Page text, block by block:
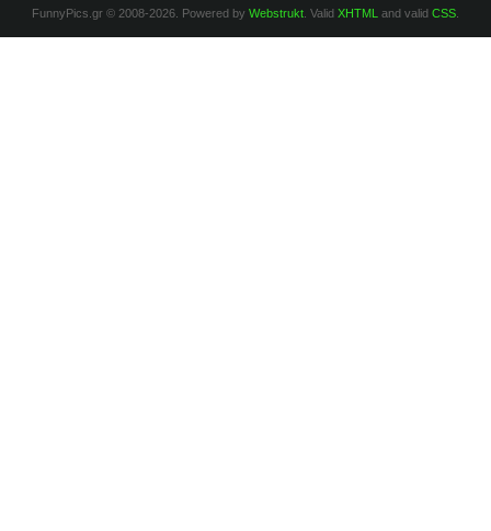
FunnyPics.gr © 2008-2026. Powered by Webstrukt . Valid XHTML and valid CSS